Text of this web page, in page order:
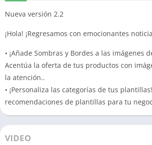
Nueva versión 2.2
¡Hola! ¡Regresamos con emocionantes
• ¡Añade Sombras y Bordes a las imágenes
Acentúa la oferta de tus productos con
la atención..
• ¡Personaliza las categorías de tus
recomendaciones de plantillas para tu
VIDEO